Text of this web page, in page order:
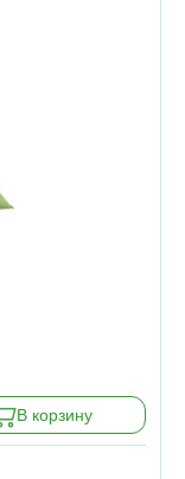
В корзину